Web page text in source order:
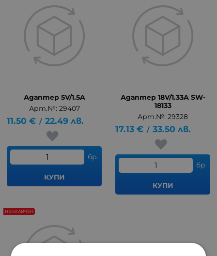
Адаптер 5V/1.5A
Арт.№: 29407
11.50 € / 22.49 лв.
бр.
КУПИ
Адаптер 18V/1.33A SW-
18133
Арт.№: 29328
17.13 € / 33.50 лв.
бр.
КУПИ
НЕНАЛИЧЕН